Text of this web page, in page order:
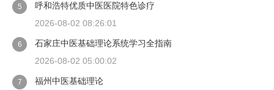
5
呼和浩特优质中医医院特色诊疗
2026-08-02 08:26:01
6
石家庄中医基础理论系统学习全指南
2026-08-02 05:00:02
7 福州中医基础理论